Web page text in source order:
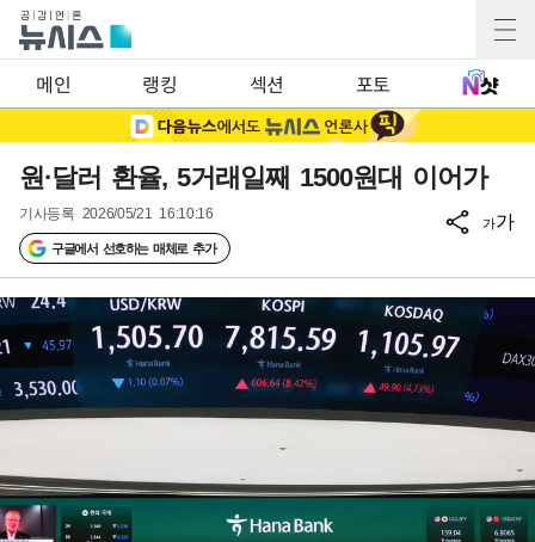
메인 랭킹 섹션 포토
원·달러 환율, 5거래일째 1500원대 이어가
기사등록 2026/05/21 16:10:16
구글에서 선호하는 매체로 추가
가가